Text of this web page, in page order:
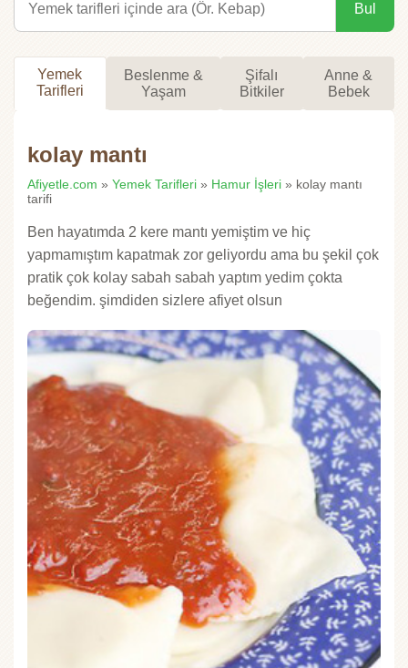
Bul
Yemek
Tarifleri
Beslenme &
Yaşam
Şifalı
Bitkiler
Anne &
Bebek
kolay mantı
Afiyetle.com » Yemek Tarifleri » Hamur İşleri » kolay mantı
tarifi
Ben hayatımda 2 kere mantı yemiştim ve hiç
yapmamıştım kapatmak zor geliyordu ama bu şekil çok
pratik çok kolay sabah sabah yaptım yedim çokta
beğendim. şimdiden sizlere afiyet olsun